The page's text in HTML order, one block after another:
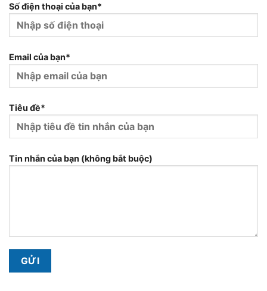
Số điện thoại của bạn*
Email của bạn*
Tiêu đề*
Tin nhắn của bạn (không bắt buộc)